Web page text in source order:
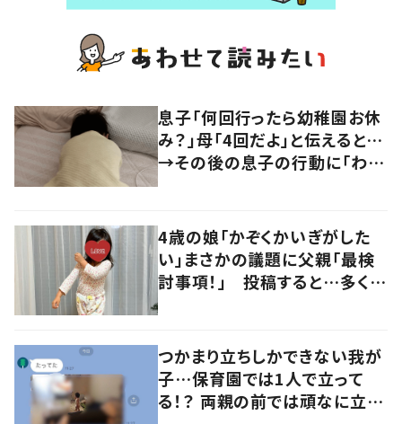
息子「何回行ったら幼稚園お休
み？」母「4回だよ」と伝えると…
→その後の息子の行動に「わか
4歳の娘「かぞくかいぎがした
い」まさかの議題に父親「最検
討事項！」 投稿すると…多くの
つかまり立ちしかできない我が
子…保育園では1人で立って
る！？ 両親の前では頑なに立た